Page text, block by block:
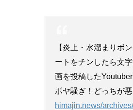
【炎上・水溜まりボ
ートをチンしたら文
画を投稿した
ボヤ騒ぎ！どっちが悪
himajin.news/